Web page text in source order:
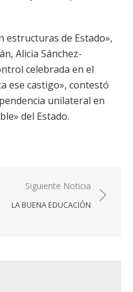
estructuras de Estado»,
Alicia Sánchez-
celebrada en el
ese castigo», contestó
unilateral en
del Estado.
Siguiente Noticia
LA BUENA EDUCACIÓN